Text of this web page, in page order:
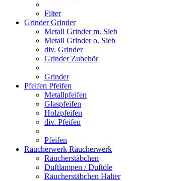
Filter
GrinderGrinder
Metall Grinder m. Sieb
Metall Grinder o. Sieb
div. Grinder
Grinder Zubehör
Grinder
Pfeifen Pfeifen
Metallpfeifen
Glaspfeifen
Holzpfeifen
div. Pfeifen
Pfeifen
Räucherwerk Räucherwerk
Räucherstäbchen
Duftlampen / Duftöle
Räucherstäbchen Halter